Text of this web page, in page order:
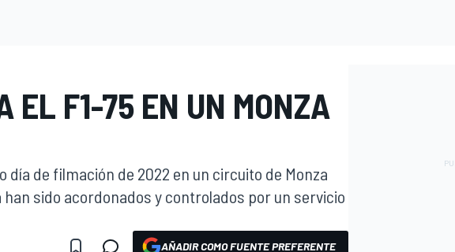
EL F1-75 EN UN MONZA
día de filmación de 2022 en un circuito de Monza
sido acordonados y controlados por un servicio
AÑADIR COMO FUENTE PREFERENTE